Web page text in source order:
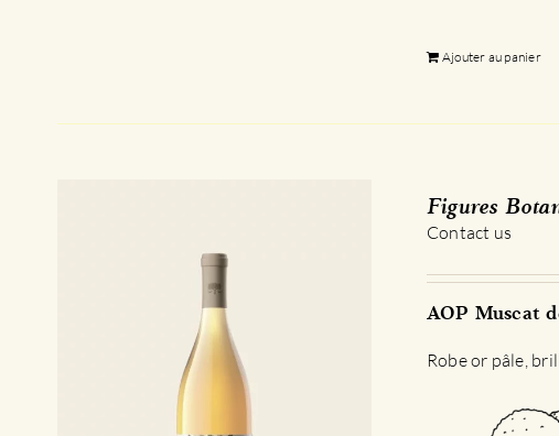
Ajouter au panier
Figures
Contact us
AOP Muscat
Robe or pâle,